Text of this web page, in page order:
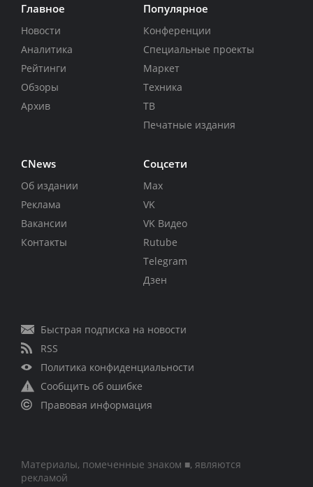
Главное
Новости
Аналитика
Рейтинги
Обзоры
Архив
Популярное
Конференции
Специальные проекты
Маркет
Техника
ТВ
Печатные издания
CNews
Об издании
Реклама
Вакансии
Контакты
Соцсети
Max
VK
VK Видео
Rutube
Telegram
Дзен
Быстрая подписка на новости
RSS
Политика конфиденциальности
Сообщить об ошибке
Правовая информация
Материалы, помеченные знаком ■, являются
рекламой